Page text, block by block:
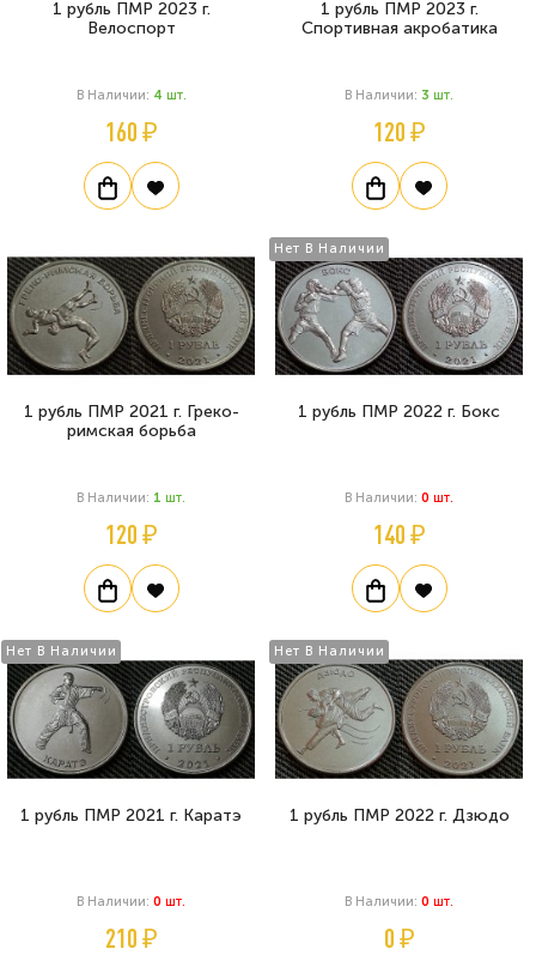
1 рубль ПМР 2023 г.
Велоспорт
В Наличии: 4 Шт.
160 ₽
1 рубль ПМР 2023 г.
Спортивная акробатика
В Наличии: 3 Шт.
120 ₽
1 рубль ПМР 2021 г. Греко-
римская борьба
В Наличии: 1 Шт.
120 ₽
Нет В Наличии
1 рубль ПМР 2022 г. Бокс
В Наличии: 0 Шт.
140 ₽
Нет В Наличии
1 рубль ПМР 2021 г. Каратэ
В Наличии: 0 Шт.
210 ₽
Нет В Наличии
1 рубль ПМР 2022 г. Дзюдо
В Наличии: 0 Шт.
0 ₽